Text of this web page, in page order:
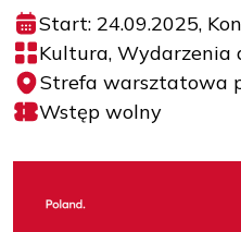
Start: 24.09.2025,
Kultura, Wydarzenia
Strefa warsztatowa
Wstęp wolny